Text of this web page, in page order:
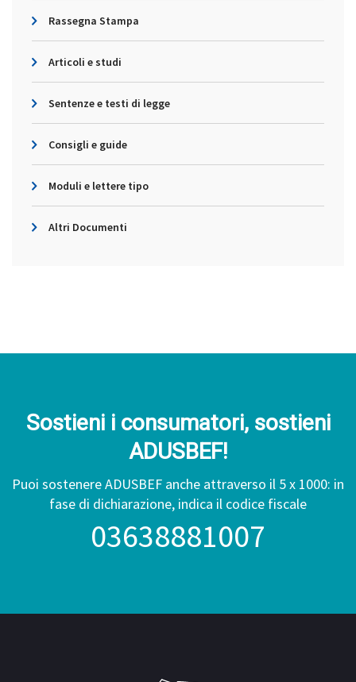
Rassegna Stampa
Articoli e studi
Sentenze e testi di legge
Consigli e guide
Moduli e lettere tipo
Altri Documenti
Sostieni i consumatori, sostieni
ADUSBEF!
Puoi sostenere ADUSBEF anche attraverso il 5 x 1000: in
fase di dichiarazione, indica il codice fiscale
03638881007